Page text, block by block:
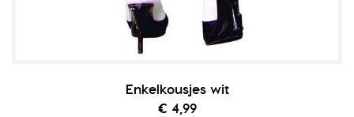
Enkelkousjes wit
€ 4,99